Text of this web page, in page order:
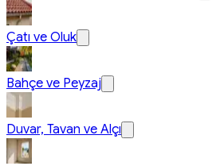
Çatı ve Oluk
Bahçe ve Peyzaj
Duvar, Tavan ve Alçı